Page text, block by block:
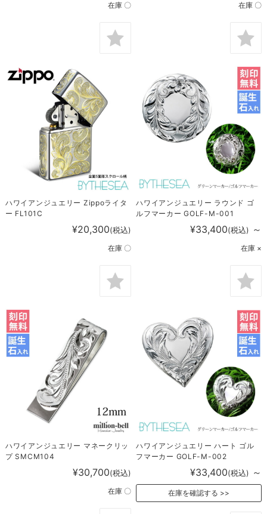
在庫 〇
在庫 〇
ハワイアンジュエリー Zippoライタ
ー FL101C
¥20,300(税込)
在庫 〇
ハワイアンジュエリー ラウンド ゴ
ルフマーカー GOLF-M-001
¥33,400(税込) ～
在庫 ×
ハワイアンジュエリー マネークリッ
プ SMCM104
¥30,700(税込)
在庫 〇
ハワイアンジュエリー ハート ゴル
フマーカー GOLF-M-002
¥33,400(税込) ～
在庫を確認する